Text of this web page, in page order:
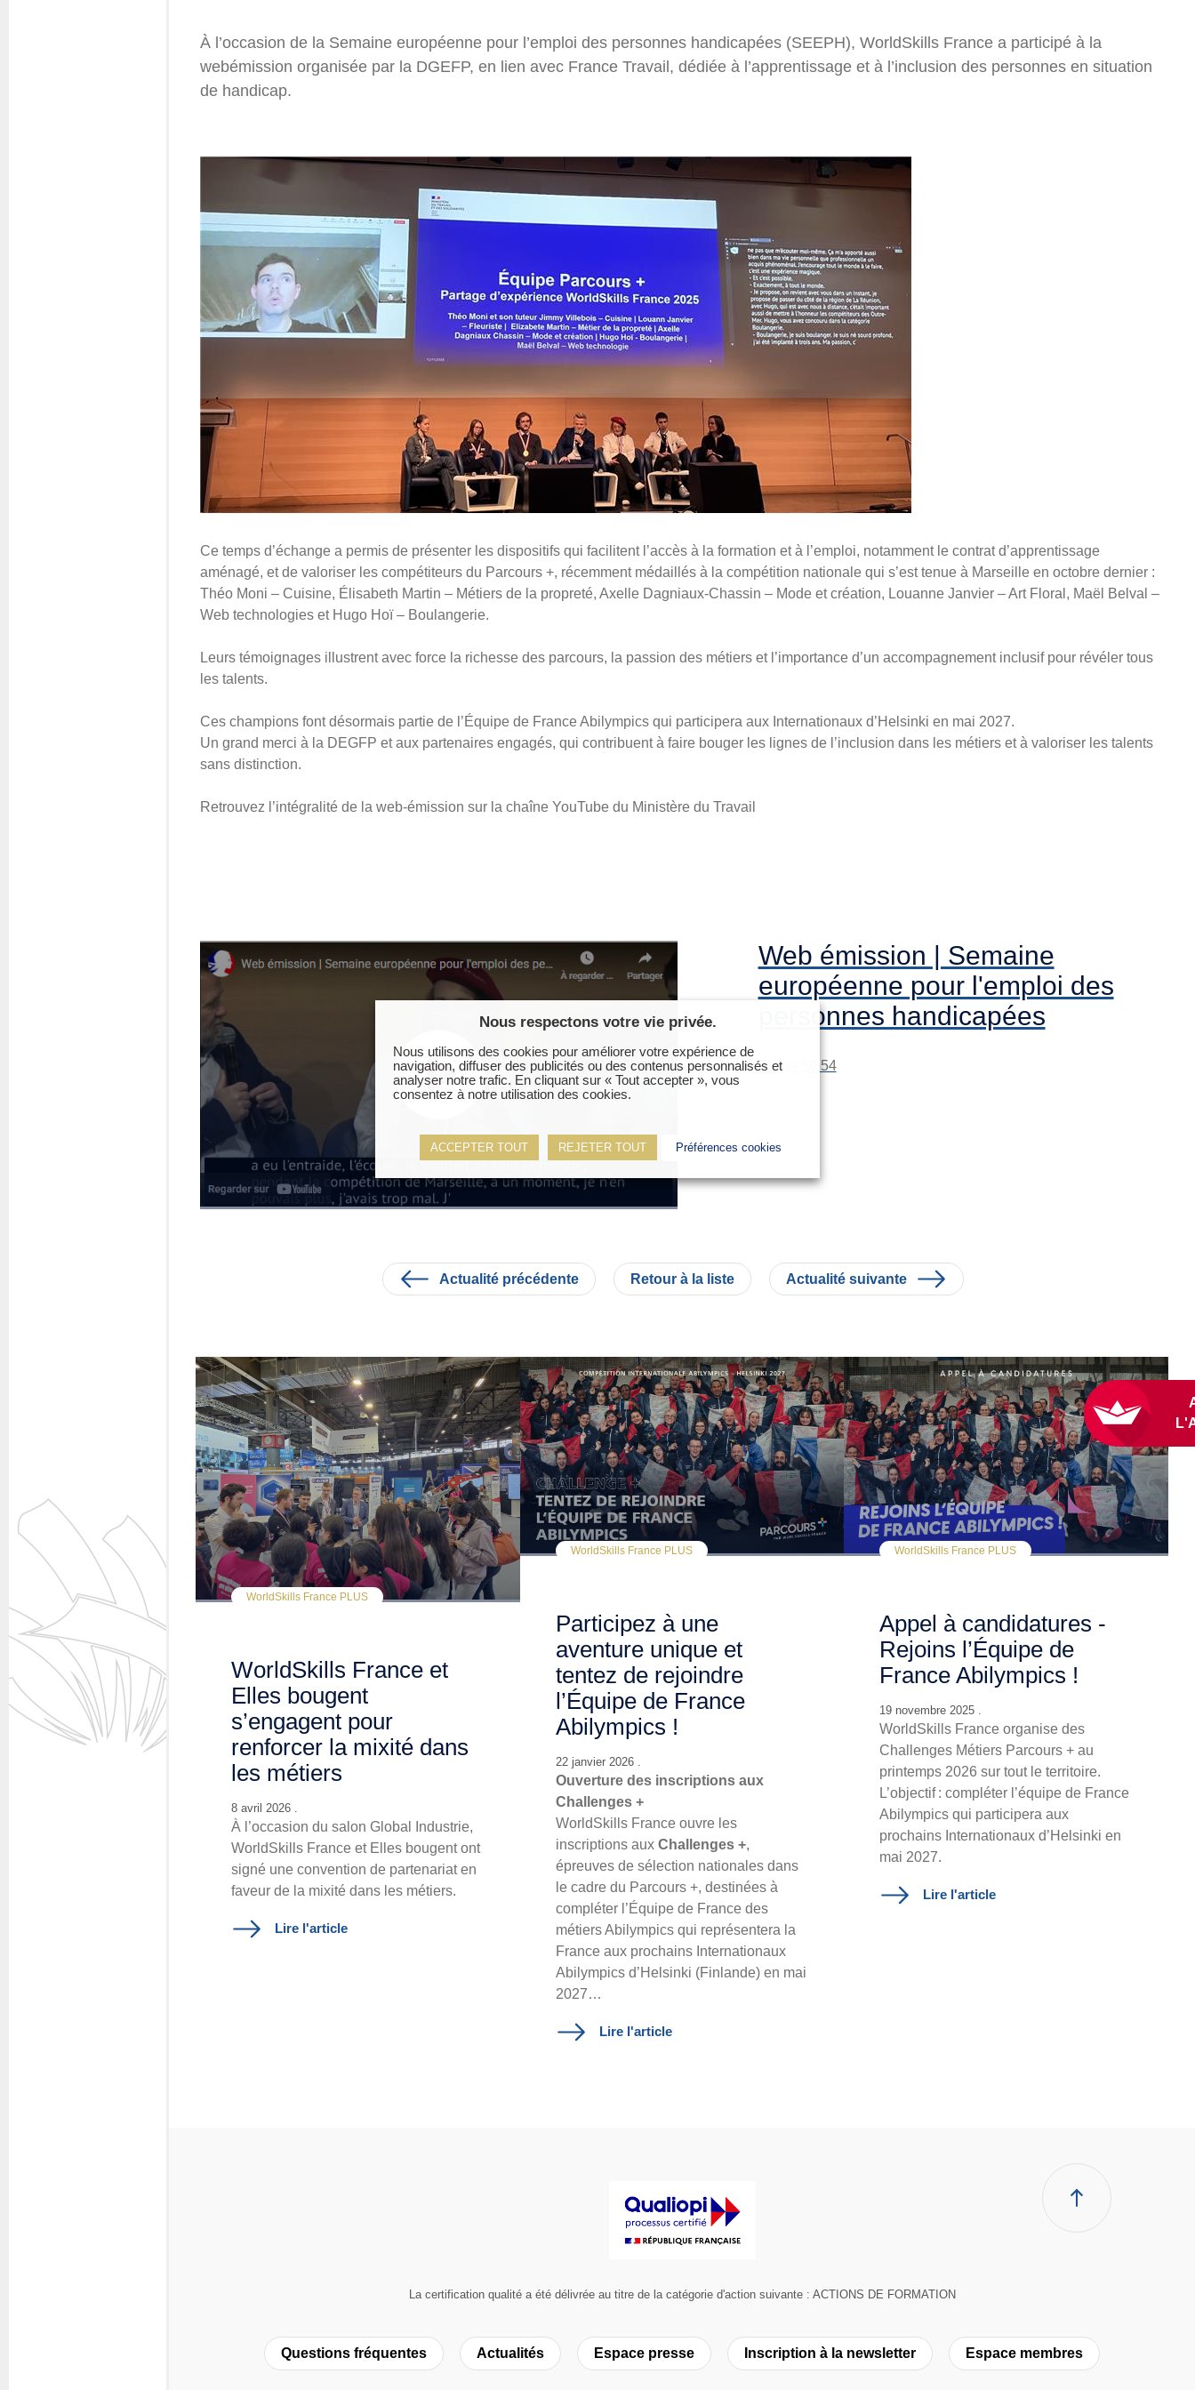
Espace presse
Inscription à la newsletter
Espace membres
À l’occasion de la Semaine européenne pour l’emploi des personnes handicapées (SEEPH), WorldSkills France a participé à la
webémission organisée par la DGEFP, en lien avec France Travail, dédiée à l’apprentissage et à l’inclusion des personnes en situation
de handicap.
Ce temps d’échange a permis de présenter les dispositifs qui facilitent l’accès à la formation et à l’emploi, notamment le contrat d’apprentissage
aménagé, et de valoriser les compétiteurs du Parcours +, récemment médaillés à la compétition nationale qui s’est tenue à Marseille en octobre dernier :
Théo Moni – Cuisine, Élisabeth Martin – Métiers de la propreté, Axelle Dagniaux-Chassin – Mode et création, Louanne Janvier – Art Floral, Maël Belval –
Web technologies et Hugo Hoï – Boulangerie.
Leurs témoignages illustrent avec force la richesse des parcours, la passion des métiers et l’importance d’un accompagnement inclusif pour révéler tous
les talents.
Ces champions font désormais partie de l’Équipe de France Abilympics qui participera aux Internationaux d’Helsinki en mai 2027.
Un grand merci à la DEGFP et aux partenaires engagés, qui contribuent à faire bouger les lignes de l’inclusion dans les métiers et à valoriser les talents
sans distinction.
Retrouvez l’intégralité de la web-émission sur la chaîne YouTube du Ministère du Travail
Web émission | Semaine
européenne pour l'emploi des
personnes handicapées
Durée 50:54
Actualité précédente Retour à la liste Actualité suivante
WorldSkills France PLUS
WorldSkills France et
Elles bougent
s’engagent pour
renforcer la mixité dans
les métiers
8 avril 2026 .
À l’occasion du salon Global Industrie,
WorldSkills France et Elles bougent ont
signé une convention de partenariat en
faveur de la mixité dans les métiers.
Lire l'article
WorldSkills France PLUS
Participez à une
aventure unique et
tentez de rejoindre
l’Équipe de France
Abilympics !
22 janvier 2026 .
Ouverture des inscriptions aux
Challenges +
WorldSkills France ouvre les
inscriptions aux Challenges +,
épreuves de sélection nationales dans
le cadre du Parcours +, destinées à
compléter l’Équipe de France des
métiers Abilympics qui représentera la
France aux prochains Internationaux
Abilympics d’Helsinki (Finlande) en mai
2027…
Lire l'article
WorldSkills France PLUS
Appel à candidatures -
Rejoins l’Équipe de
France Abilympics !
19 novembre 2025 .
WorldSkills France organise des
Challenges Métiers Parcours + au
printemps 2026 sur tout le territoire.
L’objectif : compléter l’équipe de France
Abilympics qui participera aux
prochains Internationaux d’Helsinki en
mai 2027.
Lire l'article
La certification qualité a été délivrée au titre de la catégorie d'action suivante : ACTIONS DE FORMATION
Questions fréquentes Actualités Espace presse Inscription à la newsletter Espace membres
Nous respectons votre vie privée.
Nous utilisons des cookies pour améliorer votre expérience de
navigation, diffuser des publicités ou des contenus personnalisés et
analyser notre trafic. En cliquant sur « Tout accepter », vous
consentez à notre utilisation des cookies.
ACCEPTER TOUT REJETER TOUT Préférences cookies